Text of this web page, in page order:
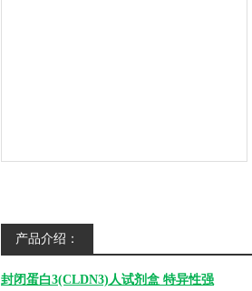
产品介绍：
封闭蛋白3(CLDN3)人试剂盒 特异性强